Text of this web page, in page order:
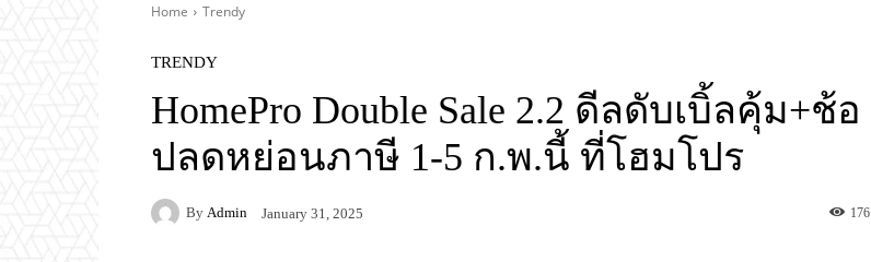
Home Trendy
TRENDY
HomePro Double Sale 2.2 ดีลดับเบิ้ลคุ้ม+ช้อ
ปลดหย่อนภาษี 1-5 ก.พ.นี้ ที่โฮมโปร
By Admin January 31, 2025 176